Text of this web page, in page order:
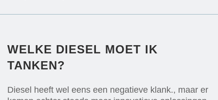
WELKE DIESEL MOET IK
TANKEN?
Diesel heeft wel eens een negatieve klank., maar er